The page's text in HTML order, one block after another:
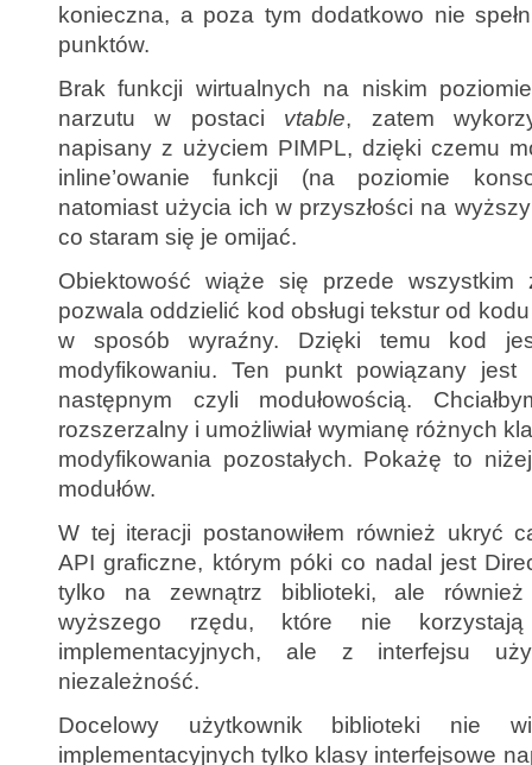
konieczna, a poza tym dodatkowo nie
punktów.
Brak funkcji wirtualnych na niskim
narzutu w postaci vtable, zatem
napisany z użyciem PIMPL, dzięki czemu
inline’owanie funkcji (na poziomie
natomiast użycia ich w przyszłości na
co staram się je omijać.
Obiektowość wiąże się przede
pozwala oddzielić kod obsługi tekstur od
w sposób wyraźny. Dzięki temu kod
modyfikowaniu. Ten punkt powiązany
następnym czyli modułowością.
rozszerzalny i umożliwiał wymianę różnych
modyfikowania pozostałych. Pokażę to
modułów.
W tej iteracji postanowiłem również ukryć
API graficzne, którym póki co nadal jest
tylko na zewnątrz biblioteki, ale również
wyższego rzędu, które nie
implementacyjnych, ale z interfejsu
niezależność.
Docelowy użytkownik biblioteki nie
implementacyjnych tylko klasy interfejsowe